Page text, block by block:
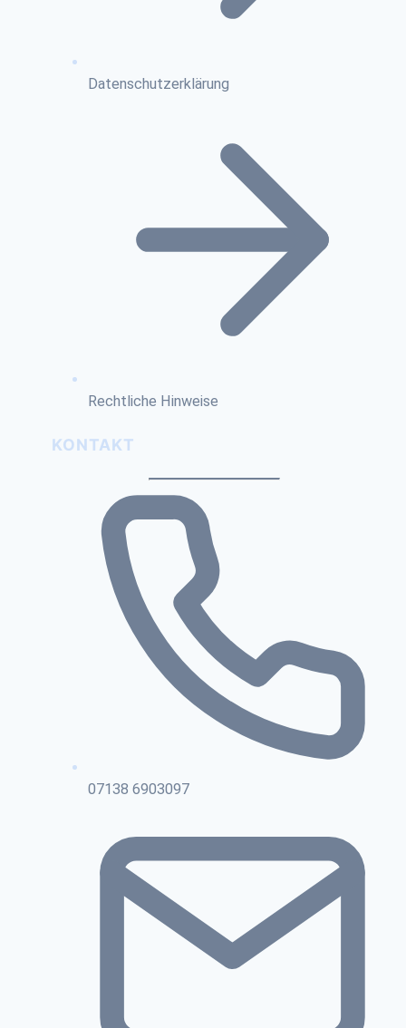
Datenschutzerklärung
Rechtliche Hinweise
KONTAKT
07138 6903097